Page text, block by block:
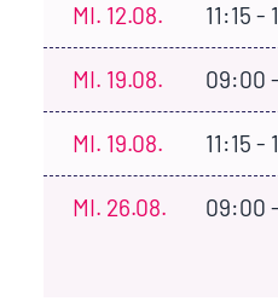
MI. 12.08. 11:15 -
MI. 19.08. 09:00
MI. 19.08. 11:15 -
MI. 26.08. 09:00